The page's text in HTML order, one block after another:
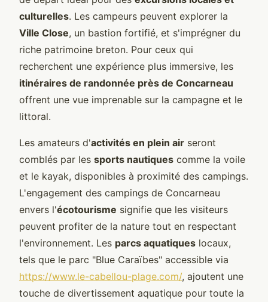
culturelles. Les campeurs peuvent explorer la
Ville Close, un bastion fortifié, et s'imprégner du
riche patrimoine breton. Pour ceux qui
recherchent une expérience plus immersive, les
itinéraires de randonnée près de Concarneau
offrent une vue imprenable sur la campagne et le
littoral.
Les amateurs d'activités en plein air seront
comblés par les sports nautiques comme la voile
et le kayak, disponibles à proximité des campings.
L'engagement des campings de Concarneau
envers l'écotourisme signifie que les visiteurs
peuvent profiter de la nature tout en respectant
l'environnement. Les parcs aquatiques locaux,
tels que le parc "Blue Caraïbes" accessible via
https://www.le-cabellou-plage.com/, ajoutent une
touche de divertissement aquatique pour toute la